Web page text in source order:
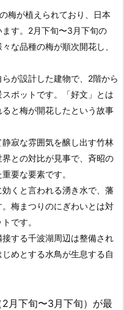
梅が植えられており、日本
す。2月下旬〜3月下旬の
な品種の梅が順次開花し、
らが設計した建物で、2階から
ポットです。「好文」とは
と梅が開花したという故事
静寂な雰囲気を醸し出す竹林
との対比が見事で、斉昭の
要な要素です。
効くと言われる湧き水で、藩
梅まつりのにぎわいとは対
です。
する千波湖周辺は整備され
めとする水鳥が生息する自
月下旬〜3月下旬）が最